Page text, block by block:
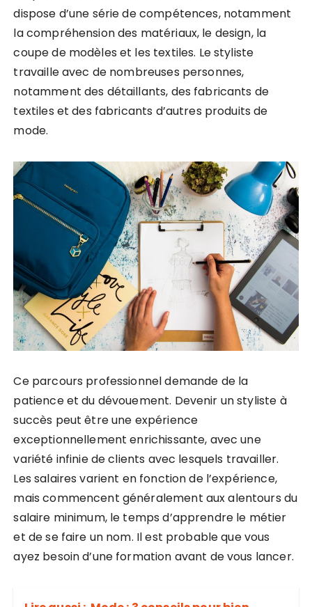
dispose d’une série de compétences, notamment
la compréhension des matériaux, le design, la
coupe de modèles et les textiles. Le styliste
travaille avec de nombreuses personnes,
notamment des détaillants, des fabricants de
textiles et des fabricants d’autres produits de
mode.
Ce parcours professionnel demande de la
patience et du dévouement. Devenir un styliste à
succès peut être une expérience
exceptionnellement enrichissante, avec une
variété infinie de clients avec lesquels travailler.
Les salaires varient en fonction de l’expérience,
mais commencent généralement aux alentours du
salaire minimum, le temps d’apprendre le métier
et de se faire un nom. Il est probable que vous
ayez besoin d’une formation avant de vous lancer.